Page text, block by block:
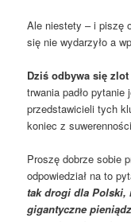
Ale niestety – i piszę
się nie wydarzyło a
Dziś odbywa się
trwania padło
przedstawicieli tych
koniec z
Proszę dobrze sobie
odpowiedział na to
tak drogi dla Polski,
gigantyczne